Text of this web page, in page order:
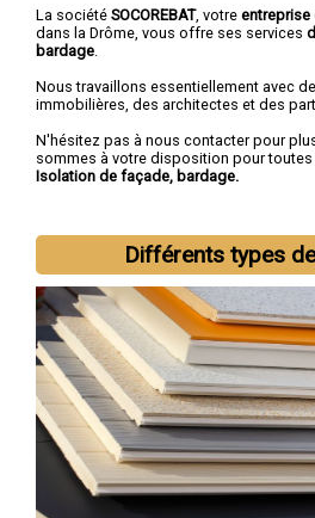
La société SOCOREBAT, votre
dans la Drôme, vous offre ses services
bardage
Nous travaillons essentiellement avec
immobilières, des architectes et des
N'hésitez pas à nous contacter pour
sommes à votre disposition pour toutes
Isolation de façade, bardage.
Différents types